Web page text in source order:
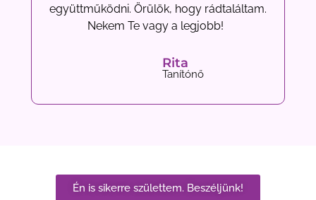
együttműködni. Örülök, hogy rádtaláltam.
Nekem Te vagy a legjobb!
Rita
Tanítónő
Én is sikerre születtem. Beszéljünk!